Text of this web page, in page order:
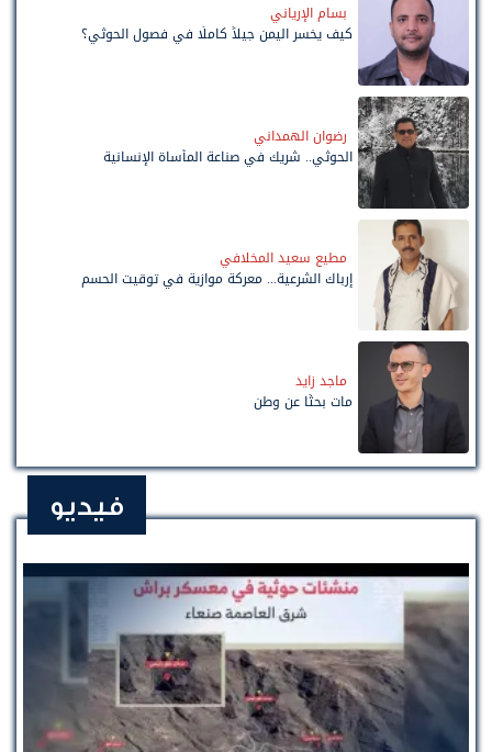
بسام الإرياني
كيف يخسر اليمن جيلاً كاملًا في فصول الحوثي؟
رضوان الهمداني
الحوثي.. شريك في صناعة المأساة الإنسانية
مطيع سعيد المخلافي
إرباك الشرعية... معركة موازية في توقيت الحسم
ماجد زايد
مات بحثًا عن وطن
فيديو